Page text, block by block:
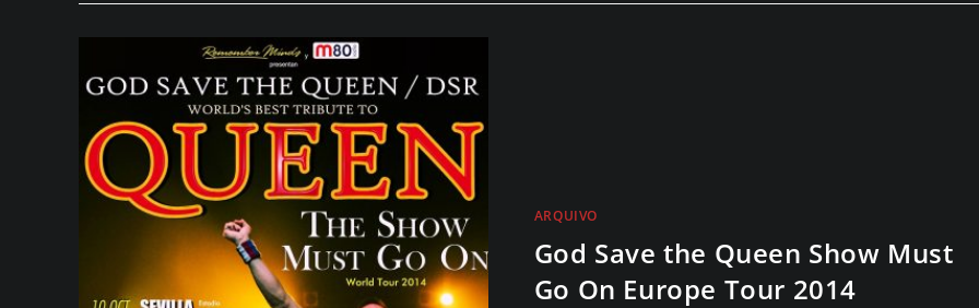
ARQUIVO
God Save the Queen Show Must
Go On Europe Tour 2014